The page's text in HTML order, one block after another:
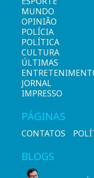
MUNDO
OPINIÃO
POLÍCIA
POLÍTICA
CULTURA
ÚLTIMAS
JORNAL
IMPRESSO
PÁGINAS
CONTATOS
BLOGS